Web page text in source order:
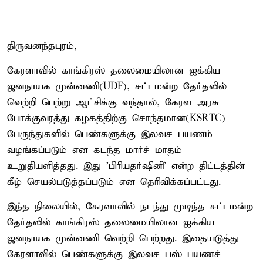
திருவனந்தபுரம்,
கேரளாவில் காங்கிரஸ் தலைமையிலான ஐக்கிய
ஜனநாயக முன்னணி(UDF), சட்டமன்ற தேர்தலில்
வெற்றி பெற்று ஆட்சிக்கு வந்தால், கேரள அரசு
போக்குவரத்து கழகத்திற்கு சொந்தமான(KSRTC)
பேருந்துகளில் பெண்களுக்கு இலவச பயணம்
வழங்கப்படும் என கடந்த மார்ச் மாதம்
உறுதியளித்தது. இது 'பிரியதர்ஷினி' என்ற திட்டத்தின்
கீழ் செயல்படுத்தப்படும் என தெரிவிக்கப்பட்டது.
இந்த நிலையில், கேரளாவில் நடந்து முடிந்த சட்டமன்ற
தேர்தலில் காங்கிரஸ் தலைமையிலான ஐக்கிய
ஜனநாயக முன்னணி வெற்றி பெற்றது. இதையடுத்து
கேரளாவில் பெண்களுக்கு இலவச பஸ் பயணச்